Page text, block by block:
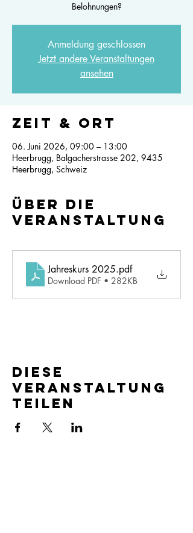
Belohnungen?
Anmeldung geschlossen
Jetzt andere Veranstaltungen
ansehen
Zeit & Ort
06. Juni 2026, 09:00 – 13:00
Heerbrugg, Balgacherstrasse 202, 9435
Heerbrugg, Schweiz
Über die
Veranstaltung
Jahreskurs 2025.pdf
Download PDF • 282KB
Diese
Veranstaltung
teilen